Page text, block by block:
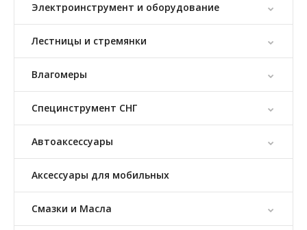
Электроинструмент и оборудование
Лестницы и стремянки
Влагомеры
Специнструмент СНГ
Автоаксессуары
Аксессуары для мобильных
Смазки и Масла